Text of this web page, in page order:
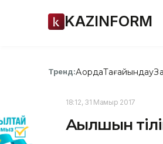
KAZINFORM
Тренд:АқордаТағайындау
18:12, 31 Мамыр 2017
Ағылшын